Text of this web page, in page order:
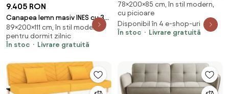
9.405 RON
Canapea lemn masiv INES cu 3
locuri și 2 reclinere, 200 × 111 × 89
cm
89×200×111 cm, în stil modern,
pentru dormit zilnic
În stoc
Livrare gratuită
inchis/wenge Blu40
78×200×85 cm, în stil modern,
cu picioare
Disponibil în 4 e-shop-uri
În stoc
Livrare gratuită